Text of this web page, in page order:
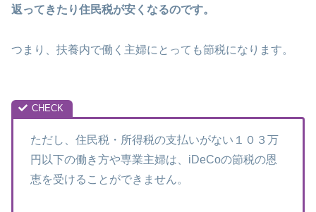
返ってきたり住民税が安くなるのです。
つまり、扶養内で働く主婦にとっても節税になります。
ただし、住民税・所得税の支払いがない１０３万
円以下の働き方や専業主婦は、iDeCoの節税の恩
恵を受けることができません。